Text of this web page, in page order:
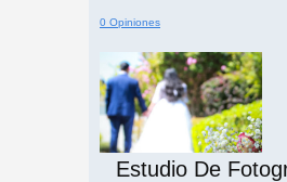
0 Opiniones
Estudio De